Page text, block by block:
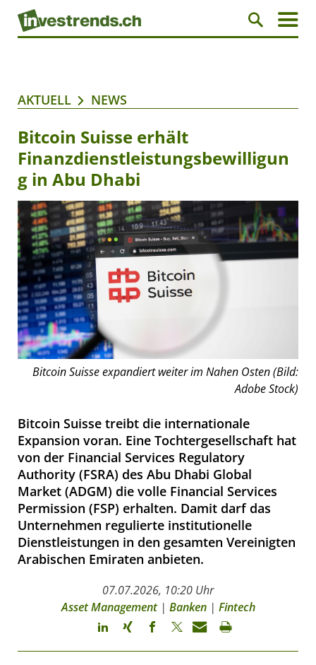
AKTUELL NEWS
Bitcoin Suisse erhält
Finanzdienstleistungsbewilligun
g in Abu Dhabi
Bitcoin Suisse expandiert weiter im Nahen Osten (Bild:
Adobe Stock)
Bitcoin Suisse treibt die internationale
Expansion voran. Eine Tochtergesellschaft hat
von der Financial Services Regulatory
Authority (FSRA) des Abu Dhabi Global
Market (ADGM) die volle Financial Services
Permission (FSP) erhalten. Damit darf das
Unternehmen regulierte institutionelle
Dienstleistungen in den gesamten Vereinigten
Arabischen Emiraten anbieten.
07.07.2026, 10:20 Uhr
Asset Management| Banken| Fintech